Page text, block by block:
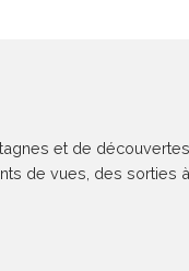
et de
de vues, des sorties